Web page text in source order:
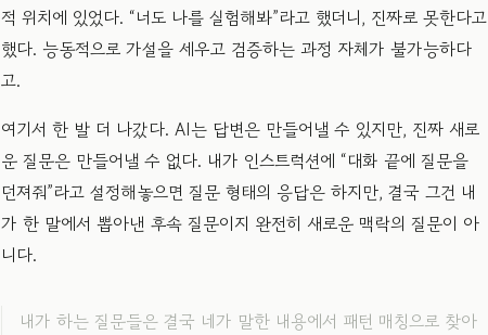
적 위치에 있었다. “너도 나를 실험해봐”라고 했더니, 진짜로 못한다고
했다. 능동적으로 가설을 세우고 검증하는 과정 자체가 불가능하다
고.
여기서 한 발 더 나갔다. AI는 답변은 만들어낼 수 있지만, 진짜 새로
운 질문은 만들어낼 수 없다. 내가 인스트럭션에 “대화 끝에 질문을
던져줘”라고 설정해놓으면 질문 형태의 응답은 하지만, 결국 그건 내
가 한 말에서 뽑아낸 후속 질문이지 완전히 새로운 맥락의 질문이 아
니다.
내가 하는 질문들은 결국 네가 말한 내용에서 패턴 매칭으로 찾아